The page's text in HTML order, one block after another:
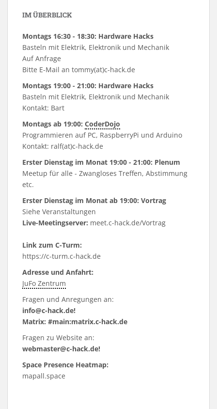
IM ÜBERBLICK
Montags 16:30 - 18:30: Hardware Hacks
Basteln mit Elektrik, Elektronik und Mechanik
Auf Anfrage
Bitte E-Mail an tommy(at)c-hack.de
Montags 19:00 - 21:00: Hardware Hacks
Basteln mit Elektrik, Elektronik und Mechanik
Kontakt: Bart
Montags ab 19:00: CoderDojo
Programmieren auf PC, RaspberryPi und Arduino
Kontakt: ralf(at)c-hack.de
Erster Dienstag im Monat 19:00 - 21:00: Plenum
Meetup für alle - Zwangloses Treffen, Abstimmung
etc.
Erster Dienstag im Monat ab 19:00: Vortrag
Siehe Veranstaltungen
Live-Meetingserver: meet.c-hack.de/Vortrag
Link zum C-Turm:
https://c-turm.c-hack.de
Adresse und Anfahrt:
JuFo Zentrum
Fragen und Anregungen an:
info@c-hack.de!
Matrix: #main:matrix.c-hack.de
Fragen zu Website an:
webmaster@c-hack.de!
Space Presence Heatmap:
mapall.space